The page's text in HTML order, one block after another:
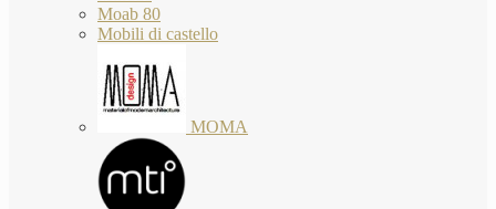
Moab 80
Mobili di castello
MOMA